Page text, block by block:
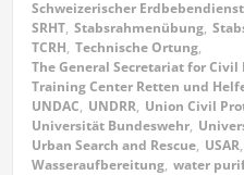
Schweizerischer Erdbebendienst
SRHT, Stabsrahmenübung,
TCRH, Technische Ortung,
The General Secretariat for Civil
Training Center Retten und
UNDAC, UNDRR, Union Civil
Universität Bundeswehr,
Urban Search and Rescue, USAR,
Wasseraufbereitung, water